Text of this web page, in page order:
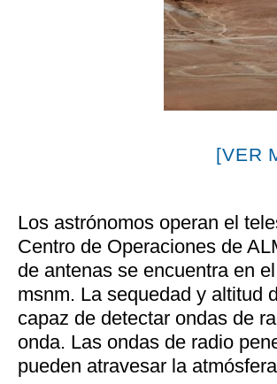
[VER
Los astrónomos operan el
Centro de Operaciones de
de antenas se encuentra en
msnm. La sequedad y altitud
capaz de detectar ondas de
onda. Las ondas de radio
pueden atravesar la